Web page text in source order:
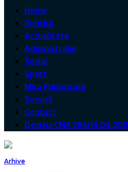
Home
Politică
Actualitate
Administrație
Social
Sport
Mica Publicitate
Servicii
Contact
Decizia CNA 286/14.04.2011
Arhive